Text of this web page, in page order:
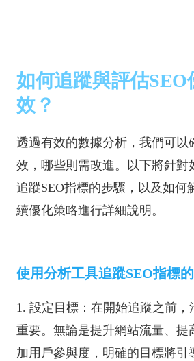
如何追蹤與評估SEO
效？
透過有效的數據分析，我們可以
效，哪些則需改進。以下將針對
追蹤SEO指標的步驟，以及如何
續優化策略進行詳細說明。
使用分析工具追蹤SEO指標
1. 設定目標：在開始追蹤之前，
重要。無論是提升網站流量、提
加用戶參與度，明確的目標將引